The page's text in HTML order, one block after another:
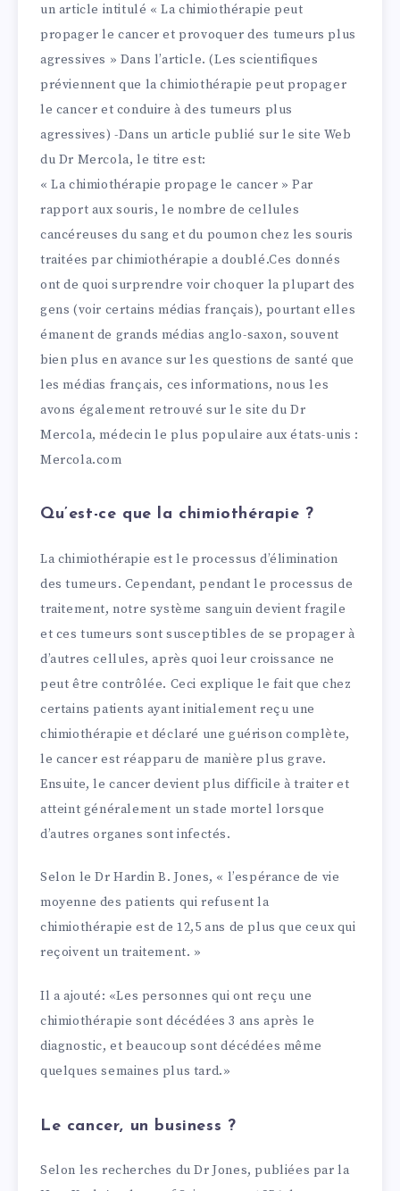
un article intitulé « La chimiothérapie peut
propager le cancer et provoquer des tumeurs plus
agressives » Dans l’article. (Les scientifiques
préviennent que la chimiothérapie peut propager
le cancer et conduire à des tumeurs plus
agressives) -Dans un article publié sur le site Web
du Dr Mercola, le titre est:
« La chimiothérapie propage le cancer » Par
rapport aux souris, le nombre de cellules
cancéreuses du sang et du poumon chez les souris
traitées par chimiothérapie a doublé.Ces donnés
ont de quoi surprendre voir choquer la plupart des
gens (voir certains médias français), pourtant elles
émanent de grands médias anglo-saxon, souvent
bien plus en avance sur les questions de santé que
les médias français, ces informations, nous les
avons également retrouvé sur le site du Dr
Mercola, médecin le plus populaire aux états-unis :
Mercola.com
Qu’est-ce que la chimiothérapie ?
La chimiothérapie est le processus d’élimination
des tumeurs. Cependant, pendant le processus de
traitement, notre système sanguin devient fragile
et ces tumeurs sont susceptibles de se propager à
d’autres cellules, après quoi leur croissance ne
peut être contrôlée. Ceci explique le fait que chez
certains patients ayant initialement reçu une
chimiothérapie et déclaré une guérison complète,
le cancer est réapparu de manière plus grave.
Ensuite, le cancer devient plus difficile à traiter et
atteint généralement un stade mortel lorsque
d’autres organes sont infectés.
Selon le Dr Hardin B. Jones, « l’espérance de vie
moyenne des patients qui refusent la
chimiothérapie est de 12,5 ans de plus que ceux qui
reçoivent un traitement. »
Il a ajouté: «Les personnes qui ont reçu une
chimiothérapie sont décédées 3 ans après le
diagnostic, et beaucoup sont décédées même
quelques semaines plus tard.»
Le cancer, un business ?
Selon les recherches du Dr Jones, publiées par la